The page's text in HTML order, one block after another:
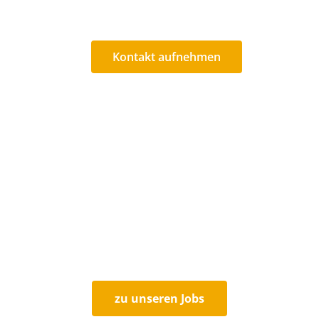
Kontakt aufnehmen
zu unseren Jobs